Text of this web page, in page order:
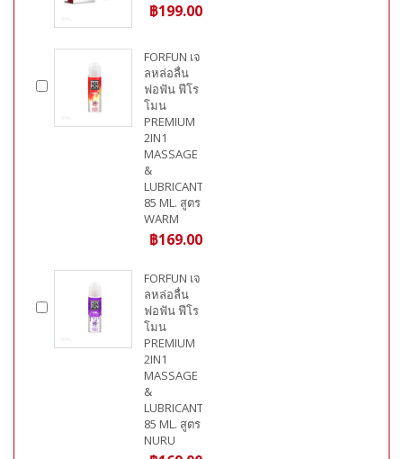
฿199.00
FORFUN เจ
ลหล่อลื่น
ฟอฟัน ฟีโร
โมน
PREMIUM
2IN1
MASSAGE
&
LUBRICANT
85 ML. สูตร
WARM
฿169.00
FORFUN เจ
ลหล่อลื่น
ฟอฟัน ฟีโร
โมน
PREMIUM
2IN1
MASSAGE
&
LUBRICANT
85 ML. สูตร
NURU